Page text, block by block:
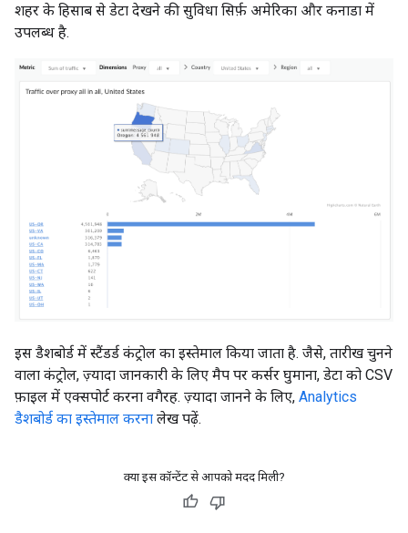
शहर के हिसाब से डेटा देखने की सुविधा सिर्फ़ अमेरिका और कनाडा में
उपलब्ध है.
इस डैशबोर्ड में स्टैंडर्ड कंट्रोल का इस्तेमाल किया जाता है. जैसे, तारीख चुनने
वाला कंट्रोल, ज़्यादा जानकारी के लिए मैप पर कर्सर घुमाना, डेटा को CSV
फ़ाइल में एक्सपोर्ट करना वगैरह. ज़्यादा जानने के लिए, Analytics
डैशबोर्ड का इस्तेमाल करना लेख पढ़ें.
क्या इस कॉन्टेंट से आपको मदद मिली?